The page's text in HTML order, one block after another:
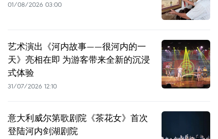
01/08/2026 03:00
艺术演出《河内故事——很河内的一
天》亮相在即 为游客带来全新的沉浸
式体验
31/07/2026 12:10
意大利威尔第歌剧院《茶花女》首次
登陆河内剑湖剧院